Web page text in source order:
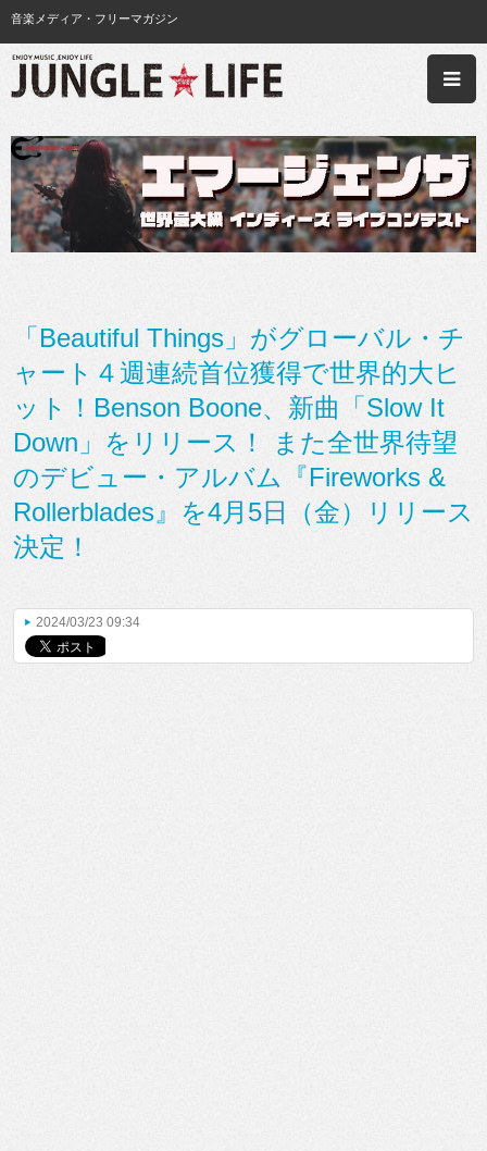
音楽メディア・フリーマガジン
「Beautiful Things」がグローバル・チ
ャート４週連続首位獲得で世界的大ヒ
ット！Benson Boone、新曲「Slow It
Down」をリリース！ また全世界待望
のデビュー・アルバム『Fireworks &
Rollerblades』を4月5日（金）リリース
決定！
2024/03/23 09:34